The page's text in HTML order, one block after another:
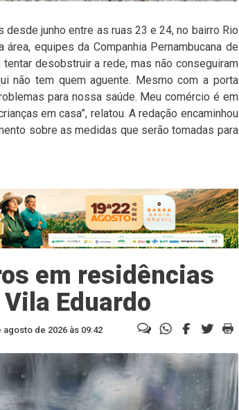
junho entre as ruas 23 e 24, no bairro Rio
equipes da Companhia Pernambucana de
desobstruir a rede, mas não conseguiram
não tem quem aguente. Mesmo com a porta
para nossa saúde. Meu comércio é em
em casa”, relatou. A redação encaminhou
sobre as medidas que serão tomadas para
em residências
Eduardo
agosto de 2026 às 09:42